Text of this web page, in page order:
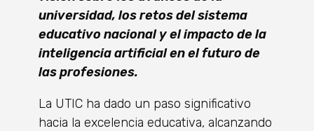
universidad, los retos del sistema
educativo nacional y el impacto de la
inteligencia artificial en el futuro de
las profesiones.
La UTIC ha dado un paso significativo
hacia la excelencia educativa, alcanzando